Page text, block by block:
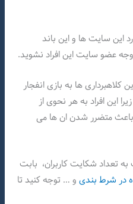
این سایت ها و این باند
وجه عضو سایت این افراد نشوید.
ها به بازی انفجار
این افراد به هر نحوی از
باعث متضرر شدن ان ها می
تعداد شکایت کاربران، بابت
در شرط بندی و … توجه کنید تا